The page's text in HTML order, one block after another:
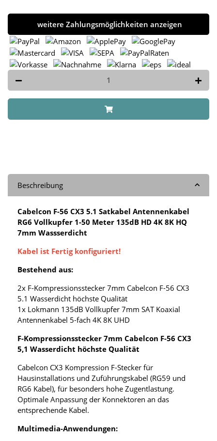
weitere Zahlungsmöglichkeiten anzeigen
Beschreibung
Cabelcon F-56 CX3 5.1 Satkabel Antennenkabel
RG6 Vollkupfer 1-50 Meter 135dB HD 4K 8K HQ
7mm Wassserdicht
Kabel ist Fertig konfiguriert!
Bestehend aus:
2x F-Kompressionsstecker 7mm Cabelcon F-56 CX3
5.1 Wasserdicht höchste Qualität
1x Lokmann 135dB Vollkupfer 7mm SAT Koaxial
Antennenkabel 5-fach 4K 8K UHD
F-Kompressionsstecker 7mm Cabelcon F-56 CX3
5,1 Wasserdicht höchste Qualität
Cabelcon CX3 Kompression F-Stecker für
Hausinstallations und Zuführungskabel (RG59 und
RG6 Kabel), für besonders hohe Zugentlastung.
Optimale Anpassung der Konnektoren an das
entsprechende Kabel.
Multimedia-Anwendungen: